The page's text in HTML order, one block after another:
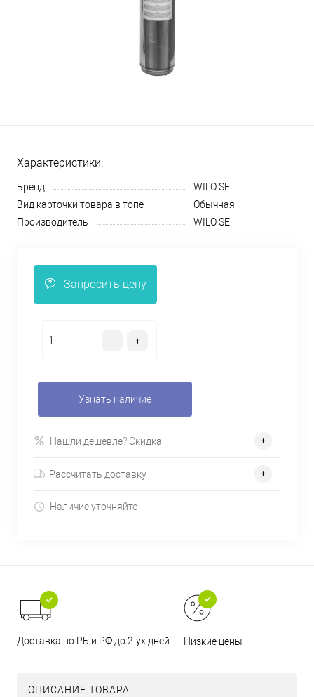
Характеристики:
Бренд
WILO SE
Вид карточки товара в топе
Обычная
Производитель
WILO SE
Запросить цену
Узнать наличие
Нашли дешевле? Скидка
Рассчитать доставку
Наличие уточняйте
Доставка по РБ и РФ до 2-ух дней Низкие цены
ОПИСАНИЕ ТОВАРА